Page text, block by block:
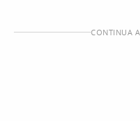
CONTINUA